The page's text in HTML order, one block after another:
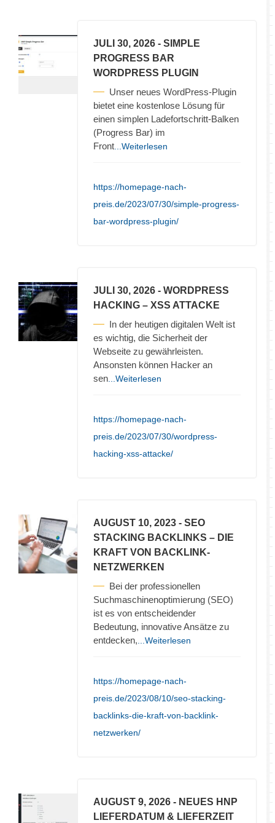
JULI 30, 2026 - SIMPLE
PROGRESS BAR
WORDPRESS PLUGIN
Unser neues WordPress-Plugin
bietet eine kostenlose Lösung für
einen simplen Ladefortschritt-Balken
(Progress Bar) im
Front ...Weiterlesen
https://homepage-nach-
preis.de/2023/07/30/simple-progress-
bar-wordpress-plugin/
JULI 30, 2026 - WORDPRESS
HACKING – XSS ATTACKE
In der heutigen digitalen Welt ist
es wichtig, die Sicherheit der
Webseite zu gewährleisten.
Ansonsten können Hacker an
sen ...Weiterlesen
https://homepage-nach-
preis.de/2023/07/30/wordpress-
hacking-xss-attacke/
AUGUST 10, 2023 - SEO
STACKING BACKLINKS – DIE
KRAFT VON BACKLINK-
NETZWERKEN
Bei der professionellen
Suchmaschinenoptimierung (SEO)
ist es von entscheidender
Bedeutung, innovative Ansätze zu
entdecken, ...Weiterlesen
https://homepage-nach-
preis.de/2023/08/10/seo-stacking-
backlinks-die-kraft-von-backlink-
netzwerken/
AUGUST 9, 2026 - NEUES HNP
LIEFERDATUM & LIEFERZEIT